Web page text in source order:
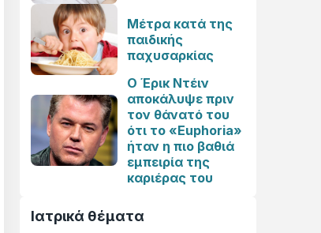
Μέτρα κατά της
παιδικής
παχυσαρκίας
Ο Έρικ Ντέιν
αποκάλυψε πριν
τον θάνατό του
ότι το «Euphoria»
ήταν η πιο βαθιά
εμπειρία της
καριέρας του
Ιατρικά θέματα